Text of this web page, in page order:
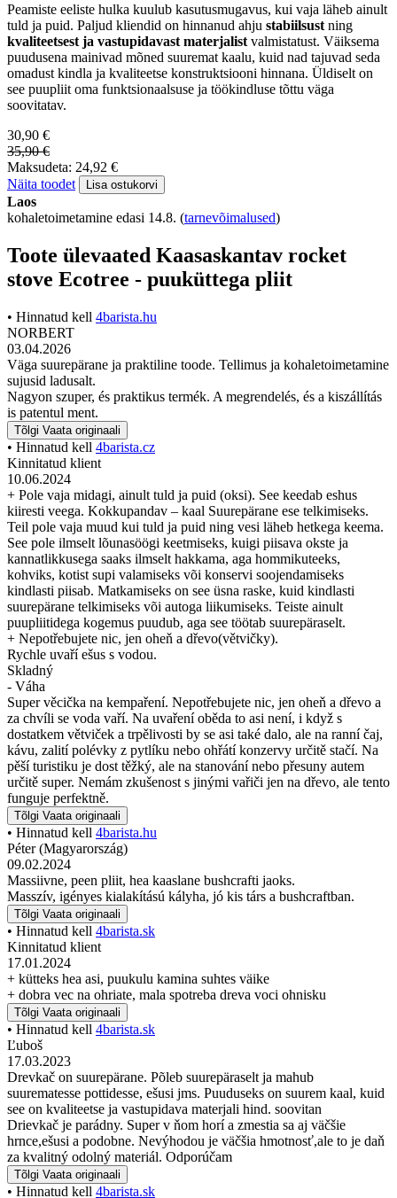
Peamiste eeliste hulka kuulub kasutusmugavus, kui vaja läheb ainult
tuld ja puid. Paljud kliendid on hinnanud ahju stabiilsust ning
kvaliteetsest ja vastupidavast materjalist valmistatust. Väiksema
puudusena mainivad mõned suuremat kaalu, kuid nad tajuvad seda
omadust kindla ja kvaliteetse konstruktsiooni hinnana. Üldiselt on
see puupliit oma funktsionaalsuse ja töökindluse tõttu väga
soovitatav.
30,90 €
35,90 €
Maksudeta: 24,92 €
Näita toodet
Lisa ostukorvi
Laos
kohaletoimetamine edasi 14.8. (tarnevõimalused)
Toote ülevaated Kaasaskantav rocket
stove Ecotree - puuküttega pliit
• Hinnatud kell 4barista.hu
NORBERT
03.04.2026
Väga suurepärane ja praktiline toode. Tellimus ja kohaletoimetamine
sujusid ladusalt.
Nagyon szuper, és praktikus termék. A megrendelés, és a kiszállítás
is patentul ment.
Tõlgi Vaata originaali
• Hinnatud kell 4barista.cz
Kinnitatud klient
10.06.2024
+ Pole vaja midagi, ainult tuld ja puid (oksi). See keedab eshus
kiiresti veega. Kokkupandav – kaal Suurepärane ese telkimiseks.
Teil pole vaja muud kui tuld ja puid ning vesi läheb hetkega keema.
See pole ilmselt lõunasöögi keetmiseks, kuigi piisava okste ja
kannatlikkusega saaks ilmselt hakkama, aga hommikuteeks,
kohviks, kotist supi valamiseks või konservi soojendamiseks
kindlasti piisab. Matkamiseks on see üsna raske, kuid kindlasti
suurepärane telkimiseks või autoga liikumiseks. Teiste ainult
puupliitidega kogemus puudub, aga see töötab suurepäraselt.
+ Nepotřebujete nic, jen oheň a dřevo(větvičky).
Rychle uvaří ešus s vodou.
Skladný
- Váha
Super věcička na kempaření. Nepotřebujete nic, jen oheň a dřevo a
za chvíli se voda vaří. Na uvaření oběda to asi není, i když s
dostatkem větviček a trpělivosti by se asi také dalo, ale na ranní čaj,
kávu, zalití polévky z pytlíku nebo ohřátí konzervy určitě stačí. Na
pěší turistiku je dost těžký, ale na stanování nebo přesuny autem
určitě super. Nemám zkušenost s jinými vařiči jen na dřevo, ale tento
funguje perfektně.
Tõlgi Vaata originaali
• Hinnatud kell 4barista.hu
Péter (Magyarország)
09.02.2024
Massiivne, peen pliit, hea kaaslane bushcrafti jaoks.
Masszív, igényes kialakítású kályha, jó kis társ a bushcraftban.
Tõlgi Vaata originaali
• Hinnatud kell 4barista.sk
Kinnitatud klient
17.01.2024
+ kütteks hea asi, puukulu kamina suhtes väike
+ dobra vec na ohriate, mala spotreba dreva voci ohnisku
Tõlgi Vaata originaali
• Hinnatud kell 4barista.sk
Ľuboš
17.03.2023
Drevkač on suurepärane. Põleb suurepäraselt ja mahub
suurematesse pottidesse, ešusi jms. Puuduseks on suurem kaal, kuid
see on kvaliteetse ja vastupidava materjali hind. soovitan
Drievkač je parádny. Super v ňom horí a zmestia sa aj väčšie
hrnce,ešusi a podobne. Nevýhodou je väčšia hmotnosť,ale to je daň
za kvalitný odolný materiál. Odporúčam
Tõlgi Vaata originaali
• Hinnatud kell 4barista.sk